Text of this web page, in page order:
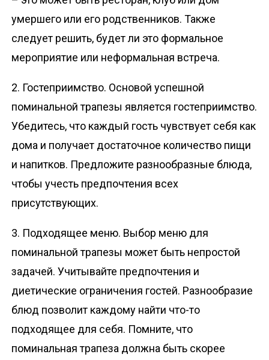
умершего или его родственников. Также
следует решить, будет ли это формальное
мероприятие или неформальная встреча.
2. Гостеприимство. Основой успешной
поминальной трапезы является гостеприимство.
Убедитесь, что каждый гость чувствует себя как
дома и получает достаточное количество пищи
и напитков. Предложите разнообразные блюда,
чтобы учесть предпочтения всех
присутствующих.
3. Подходящее меню. Выбор меню для
поминальной трапезы может быть непростой
задачей. Учитывайте предпочтения и
диетические ограничения гостей. Разнообразие
блюд позволит каждому найти что-то
подходящее для себя. Помните, что
поминальная трапеза должна быть скорее